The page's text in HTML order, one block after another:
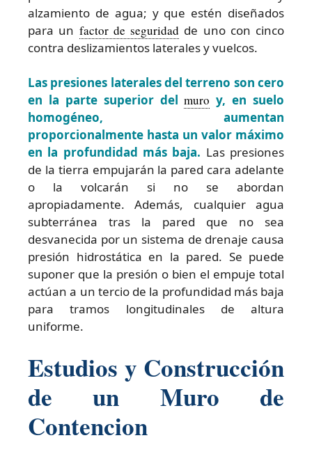
alzamiento de agua; y que estén diseñados
para un factor de seguridad de uno con cinco
contra deslizamientos laterales y vuelcos.
Las presiones laterales del terreno son cero
en la parte superior delmuro y, en suelo
homogéneo, aumentan
proporcionalmente hasta un valor máximo
en la profundidad más baja. Las presiones
de la tierra empujarán la pared cara adelante
o la volcarán si no se abordan
apropiadamente. Además, cualquier agua
subterránea tras la pared que no sea
desvanecida por un sistema de drenaje causa
presión hidrostática en la pared. Se puede
suponer que la presión o bien el empuje total
actúan a un tercio de la profundidad más baja
para tramos longitudinales de altura
uniforme.
Estudios y Construcción
de un Muro de
Contencion